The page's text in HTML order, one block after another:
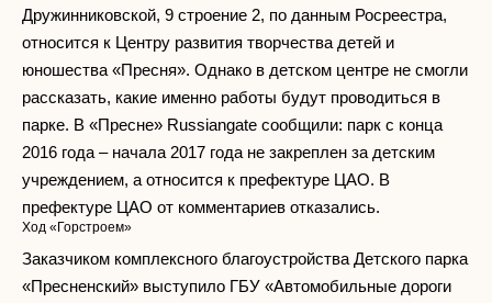
Дружинниковской, 9 строение 2, по данным Росреестра,
относится к Центру развития творчества детей и
юношества «Пресня». Однако в детском центре не смогли
рассказать, какие именно работы будут проводиться в
парке. В «Пресне» Russiangate сообщили: парк с конца
2016 года – начала 2017 года не закреплен за детским
учреждением, а относится к префектуре ЦАО. В
префектуре ЦАО от комментариев отказались.
Ход «Горстроем»
Заказчиком комплексного благоустройства Детского парка
«Пресненский» выступило ГБУ «Автомобильные дороги